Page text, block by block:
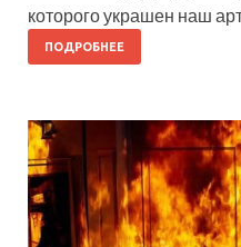
которого украшен наш
ПОДРОБНЕЕ